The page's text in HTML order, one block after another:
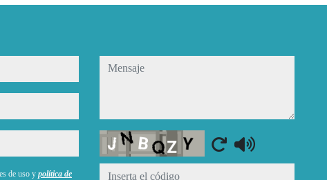
de uso y política de
mensaje
Captcha